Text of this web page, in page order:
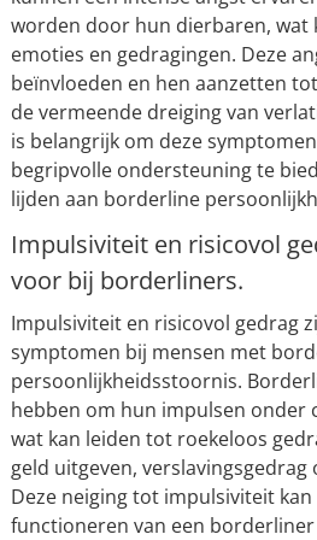
worden door hun dierbaren, wat
emoties en gedragingen. Deze
beïnvloeden en hen aanzetten
de vermeende dreiging van
is belangrijk om deze
begripvolle ondersteuning te
lijden aan borderline
Impulsiviteit en risicovol
voor bij borderliners.
Impulsiviteit en risicovol gedrag
symptomen bij mensen met
persoonlijkheidsstoornis.
hebben om hun impulsen onder
wat kan leiden tot roekeloos
geld uitgeven, verslavingsgedrag
Deze neiging tot impulsiviteit kan
functioneren van een